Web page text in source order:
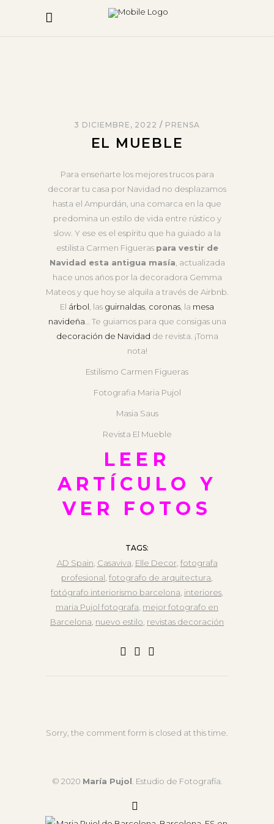
3 DICIEMBRE, 2022 PRENSA
EL MUEBLE
Para enseñarte los mejores trucos para
decorar tu casa por Navidad no desplazamos
hasta el Ampurdán, una comarca en la que
predomina un estilo de vida entre rústico y
slow. Y ese es el espíritu que ha guiado a la
estilista Carmen Figueras para vestir de
Navidad esta antigua masía, actualizada
hace unos años por la decoradora Gemma
Mateos y que hoy se alquila a través de Airbnb.
El árbol, las guirnaldas, coronas, la mesa
navideña… Te guiamos para que consigas una
decoración de Navidad de revista. ¡Toma
nota!
Estilismo Carmen Figueras
Fotografia Maria Pujol
Masia Saus
Revista El Mueble
LEER
ARTÍCULO Y
VER FOTOS
TAGS:
AD Spain, Casaviva, Elle Decor, fotografa
profesional, fotografo de arquitectura,
fotógrafo interiorismo barcelona, interiores,
maria Pujol fotografa, mejor fotografo en
Barcelona, nuevo estilo, revistas decoración
Sorry, the comment form is closed at this time.
© 2020 María Pujol. Estudio de Fotografía.